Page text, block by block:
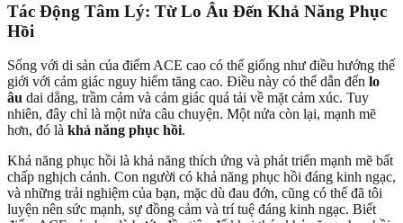
Tác Động Tâm Lý: Từ Lo Âu Đến Khả Năng Phục
Hồi
Sống với di sản của điểm ACE cao có thể giống như điều hướng thế
giới với cảm giác nguy hiểm tăng cao. Điều này có thể dẫn đến lo
âu dai dẳng, trầm cảm và cảm giác quá tải về mặt cảm xúc. Tuy
nhiên, đây chỉ là một nửa câu chuyện. Một nửa còn lại, mạnh mẽ
hơn, đó là khả năng phục hồi.
Khả năng phục hồi là khả năng thích ứng và phát triển mạnh mẽ bất
chấp nghịch cảnh. Con người có khả năng phục hồi đáng kinh ngạc,
và những trải nghiệm của bạn, mặc dù đau đớn, cũng có thể đã tôi
luyện nên sức mạnh, sự đồng cảm và trí tuệ đáng kinh ngạc. Biết